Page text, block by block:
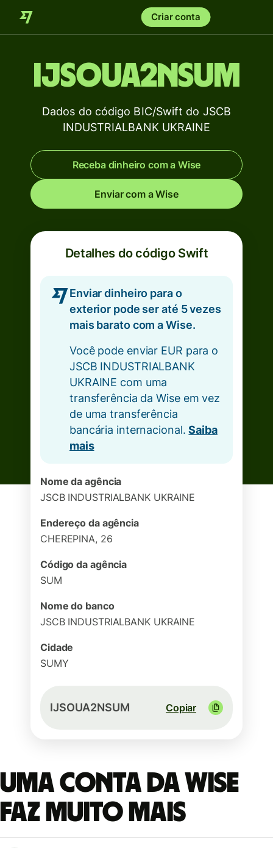
Criar conta
IJSOUA2NSUM
Dados do código BIC/Swift do JSCB
INDUSTRIALBANK UKRAINE
Receba dinheiro com a Wise
Enviar com a Wise
Detalhes do código Swift
Enviar dinheiro para o
exterior pode ser até 5 vezes
mais barato com a Wise.
Você pode enviar EUR para o
JSCB INDUSTRIALBANK
UKRAINE com uma
transferência da Wise em vez
de uma transferência
bancária internacional.Saiba
mais
Nome da agência
JSCB INDUSTRIALBANK UKRAINE
Endereço da agência
CHEREPINA, 26
Código da agência
SUM
Nome do banco
JSCB INDUSTRIALBANK UKRAINE
Cidade
SUMY
IJSOUA2NSUM Copiar
Uma conta da Wise
faz muito mais